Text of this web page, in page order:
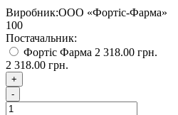
Виробник:ООО «Фортіс-Фарма»
100
Постачальник:
Фортіс Фарма 2 318.00 грн.
2 318.00 грн.
+
-